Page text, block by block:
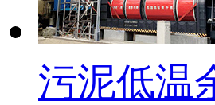
污泥低温